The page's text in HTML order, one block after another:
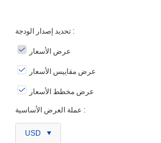
تحديد إصدار الودجة :
عرض الأسعار
عرض مقاييس الأسعار
عرض مخطط الأسعار
عملة العرض الأساسية :
USD